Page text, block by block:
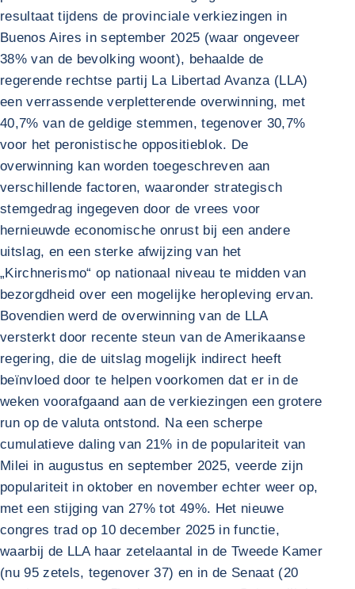
resultaat tijdens de provinciale verkiezingen in
Buenos Aires in september 2025 (waar ongeveer
38% van de bevolking woont), behaalde de
regerende rechtse partij La Libertad Avanza (LLA)
een verrassende verpletterende overwinning, met
40,7% van de geldige stemmen, tegenover 30,7%
voor het peronistische oppositieblok. De
overwinning kan worden toegeschreven aan
verschillende factoren, waaronder strategisch
stemgedrag ingegeven door de vrees voor
hernieuwde economische onrust bij een andere
uitslag, en een sterke afwijzing van het
„Kirchnerismo“ op nationaal niveau te midden van
bezorgdheid over een mogelijke heropleving ervan.
Bovendien werd de overwinning van de LLA
versterkt door recente steun van de Amerikaanse
regering, die de uitslag mogelijk indirect heeft
beïnvloed door te helpen voorkomen dat er in de
weken voorafgaand aan de verkiezingen een grotere
run op de valuta ontstond. Na een scherpe
cumulatieve daling van 21% in de populariteit van
Milei in augustus en september 2025, veerde zijn
populariteit in oktober en november echter weer op,
met een stijging van 27% tot 49%. Het nieuwe
congres trad op 10 december 2025 in functie,
waarbij de LLA haar zetelaantal in de Tweede Kamer
(nu 95 zetels, tegenover 37) en in de Senaat (20